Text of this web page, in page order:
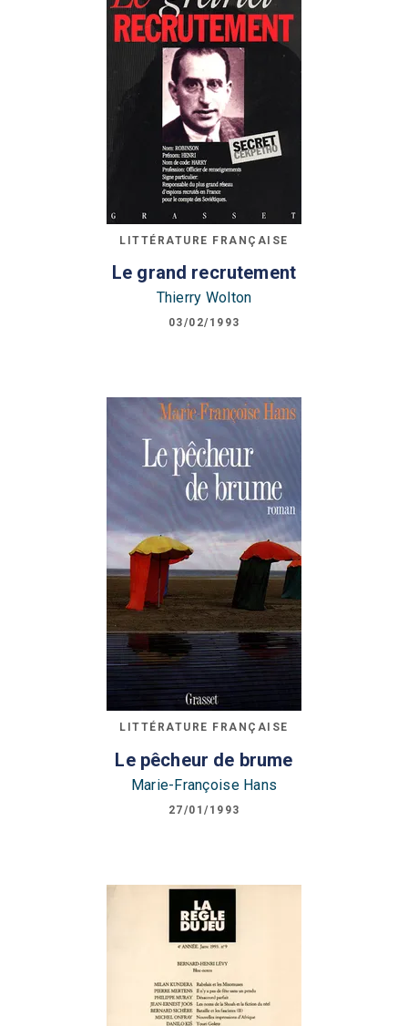
LITTÉRATURE FRANÇAISE
Le grand recrutement
Thierry Wolton
03/02/1993
LITTÉRATURE FRANÇAISE
Le pêcheur de brume
Marie-Françoise Hans
27/01/1993